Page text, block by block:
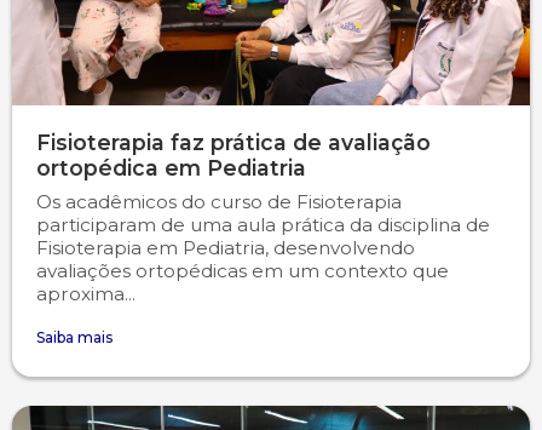
Fisioterapia faz prática de avaliação
ortopédica em Pediatria
Os acadêmicos do curso de Fisioterapia
participaram de uma aula prática da disciplina de
Fisioterapia em Pediatria, desenvolvendo
avaliações ortopédicas em um contexto que
aproxima...
Saiba mais